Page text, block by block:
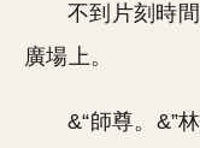
不到片刻時
廣場上。
&“師尊。&”